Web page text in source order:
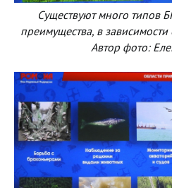
Существуют много типов
преимущества, в
Автор фото: